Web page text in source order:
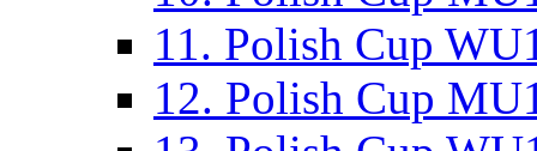
11. Polish Cup
12. Polish Cup